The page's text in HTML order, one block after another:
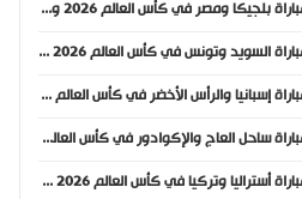
موعد مباراة بلجيكا ومصر في كأس العالم 2026 والقنوات الناقلة
موعد مباراة السويد وتونس في كأس العالم 2026 والقنوات الناقلة
موعد مباراة إسبانيا والرأس الأخضر في كأس العالم 2026 والقنوات الناقلة
موعد مباراة ساحل العاج والإكوادور في كأس العالم 2026 والقنوات الناقلة
موعد مباراة أستراليا وتركيا في كأس العالم 2026 والقنوات الناقلة